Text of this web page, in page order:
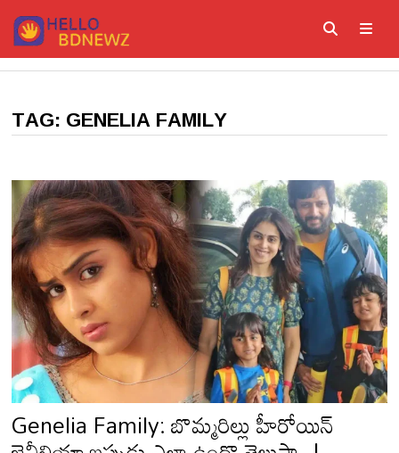
Skip
to
content
TAG:GENELIA FAMILY
Genelia Family: బొమ్మరిల్లు హీరోయిన్